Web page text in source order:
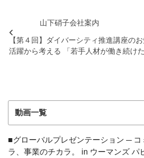
山下硝子会社案内
【第４回】ダイバーシティ推進講座の
活躍から考える 「若手人材が働き続け
動画一覧
■グローバルプレゼンテーション ─ コ
ラ、事業のチカラ。 in ウーマンズ パ